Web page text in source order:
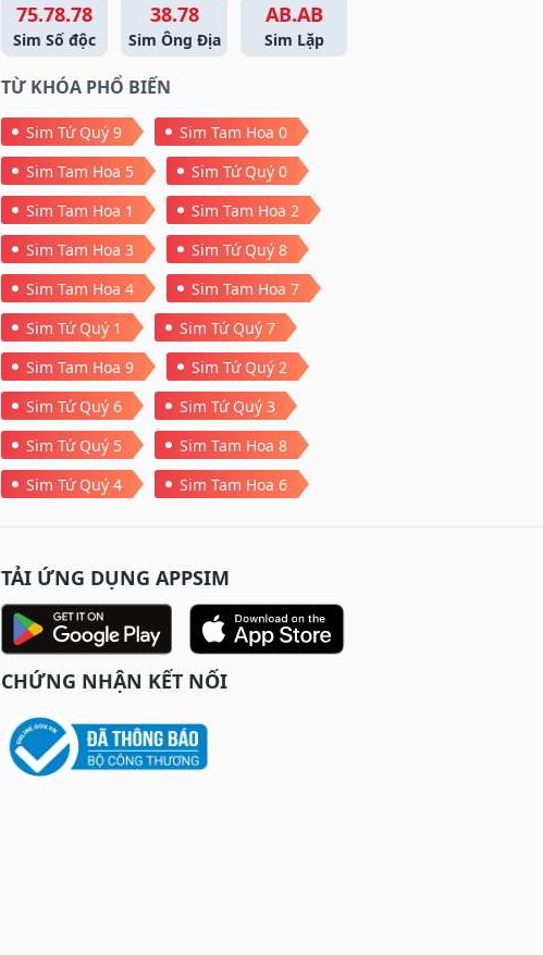
75.78.78
Sim Số độc
38.78
Sim Ông Địa
AB.AB
Sim Lặp
TỪ KHÓA PHỔ BIẾN
Sim Tứ Quý 9
Sim Tam Hoa 0
Sim Tam Hoa 5
Sim Tứ Quý 0
Sim Tam Hoa 1
Sim Tam Hoa 2
Sim Tam Hoa 3
Sim Tứ Quý 8
Sim Tam Hoa 4
Sim Tam Hoa 7
Sim Tứ Quý 1
Sim Tứ Quý 7
Sim Tam Hoa 9
Sim Tứ Quý 2
Sim Tứ Quý 6
Sim Tứ Quý 3
Sim Tứ Quý 5
Sim Tam Hoa 8
Sim Tứ Quý 4
Sim Tam Hoa 6
TẢI ỨNG DỤNG APPSIM
CHỨNG NHẬN KẾT NỐI